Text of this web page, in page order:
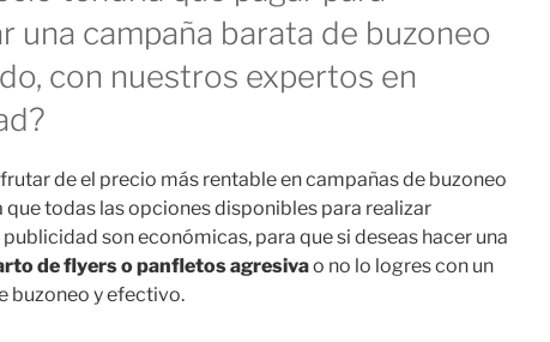
una campaña barata de buzoneo
con nuestros expertos en
de el precio más rentable en campañas de buzoneo
que todas las opciones disponibles para realizar
son económicas, para que si deseas hacer una
de flyers o panfletos agresivao no lo logres con un
buzoneo y efectivo.